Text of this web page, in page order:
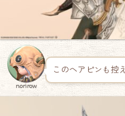
norirow
このヘアピンも控